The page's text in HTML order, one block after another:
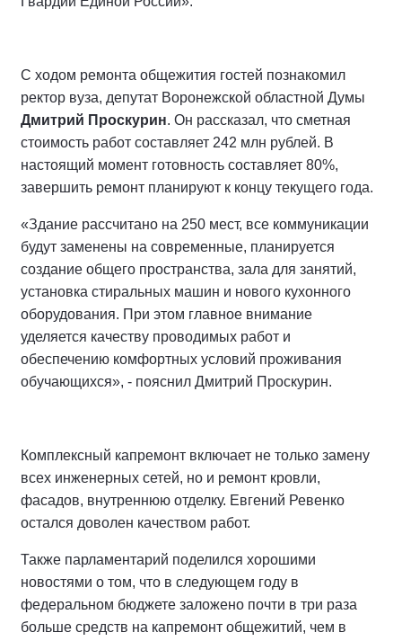
С ходом ремонта общежития гостей познакомил
ректор вуза, депутат Воронежской областной Думы
Дмитрий Проскурин. Он рассказал, что сметная
стоимость работ составляет 242 млн рублей. В
настоящий момент готовность составляет 80%,
завершить ремонт планируют к концу текущего года.
«Здание рассчитано на 250 мест, все коммуникации
будут заменены на современные, планируется
создание общего пространства, зала для занятий,
установка стиральных машин и нового кухонного
оборудования. При этом главное внимание
уделяется качеству проводимых работ и
обеспечению комфортных условий проживания
обучающихся», - пояснил Дмитрий Проскурин.
Комплексный капремонт включает не только замену
всех инженерных сетей, но и ремонт кровли,
фасадов, внутреннюю отделку. Евгений Ревенко
остался доволен качеством работ.
Также парламентарий поделился хорошими
новостями о том, что в следующем году в
федеральном бюджете заложено почти в три раза
больше средств на капремонт общежитий, чем в